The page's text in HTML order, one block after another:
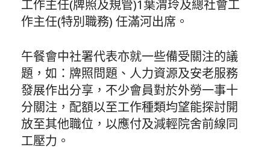
工作主任(牌照及規管)1葉渭玲及總社會工
作主任(特別職務) 任滿河出席。
午餐會中社署代表亦就一些備受關注的議
題，如：牌照問題、人力資源及安老服務
發展作出分享，不少會員對於外勞一事十
分關注，配額以至工作種類均望能探討開
放至其他職位，以應付及減輕院舍前線同
工壓力。